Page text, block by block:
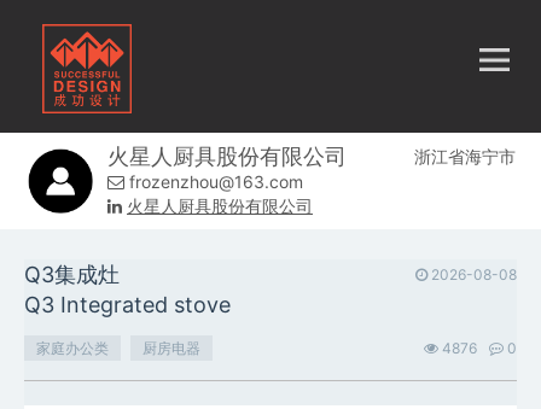
火星人厨具股份有限公司
浙江省海宁市
frozenzhou@163.com
火星人厨具股份有限公司
Q3集成灶 2026-08-08
Q3 Integrated stove
家庭办公类 厨房电器 0
4876